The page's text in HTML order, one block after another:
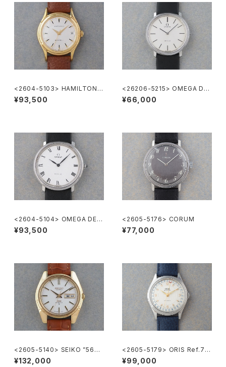
<2604-5103> HAMILTON A
utomatic
¥93,500
<26206-5215> OMEGA DE
VILLE
¥66,000
<2604-5104> OMEGA DE V
ILLE
¥93,500
<2605-5176> CORUM
¥77,000
<2605-5140> SEIKO ”56K
S" KING SEIKO
¥132,000
<2605-5179> ORIS Ref.74
70 ”POINTER DATE"
¥99,000